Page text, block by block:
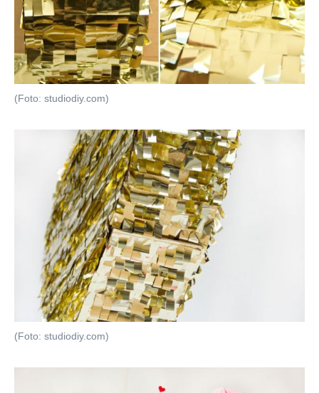
(Foto: studiodiy.com)
(Foto: studiodiy.com)